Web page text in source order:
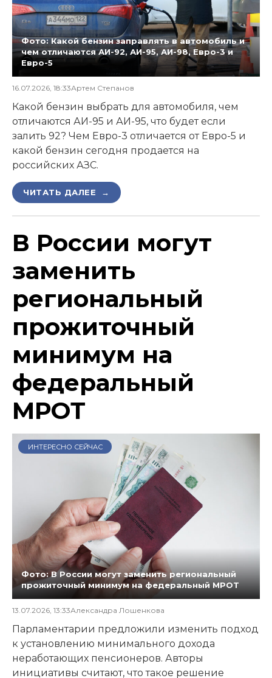
Фото: Какой бензин заправлять в автомобиль и
чем отличаются АИ-92, АИ-95, АИ-98, Евро-3 и
Евро-5
16.07.2026, 18:33Артем Степанов
Какой бензин выбрать для автомобиля, чем
отличаются АИ-95 и АИ-95, что будет если
залить 92? Чем Евро-3 отличается от Евро-5 и
какой бензин сегодня продается на
российских АЗС.
ЧИТАТЬ ДАЛЕЕ →
В России могут
заменить
региональный
прожиточный
минимум на
федеральный
МРОТ
ИНТЕРЕСНО СЕЙЧАС
Фото: В России могут заменить региональный
прожиточный минимум на федеральный МРОТ
13.07.2026, 13:33Александра Лошенкова
Парламентарии предложили изменить подход
к установлению минимального дохода
неработающих пенсионеров. Авторы
инициативы считают, что такое решение